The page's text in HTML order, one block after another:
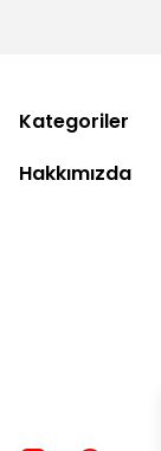
Kategoriler
Hakkımızda